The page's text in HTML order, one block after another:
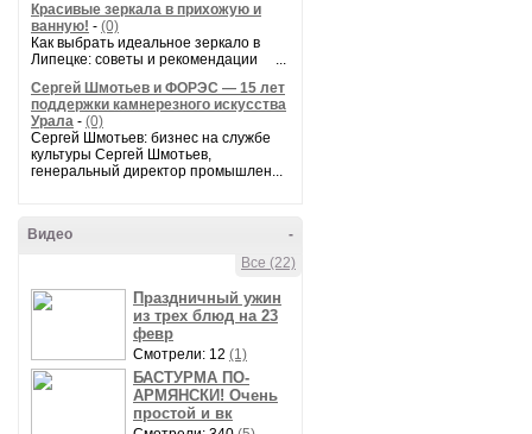
Красивые зеркала в прихожую и
ванную! - (0)
Как выбрать идеальное зеркало в
Липецке: советы и рекомендации ...
Сергей Шмотьев и ФОРЭС — 15 лет
поддержки камнерезного искусства
Урала - (0)
Сергей Шмотьев: бизнес на службе
культуры Сергей Шмотьев,
генеральный директор промышлен...
-
Видео
Все (22)
Праздничный ужин
из трех блюд на 23
февр
Смотрели: 12 (1)
БАСТУРМА ПО-
АРМЯНСКИ! Очень
простой и вк